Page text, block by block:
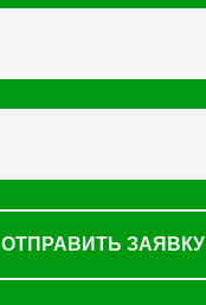
ОТПРАВИТЬ ЗАЯВКУ